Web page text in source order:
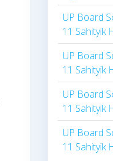
UP Board
11 Sahityik
UP Board
11 Sahityik
UP Board
11 Sahityik
UP Board
11 Sahityik